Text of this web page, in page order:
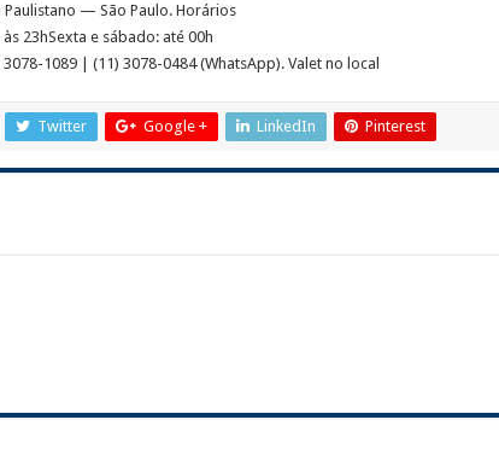
— São Paulo. Horários
23hSexta e sábado: até 00h
1089 | (11) 3078-0484 (WhatsApp). Valet no local
Twitter Google + LinkedIn Pinterest